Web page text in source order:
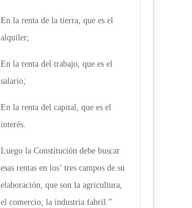
En la renta de la tierra, que es el
alquiler;
En la renta del trabajo, que es el
salario;
En la renta del capital, que es el
interés.
Luego la Constitución debe buscar
esas rentas en los’ tres campos de su
elaboración, que son la agricultura,
el comercio, la industria fabril.”